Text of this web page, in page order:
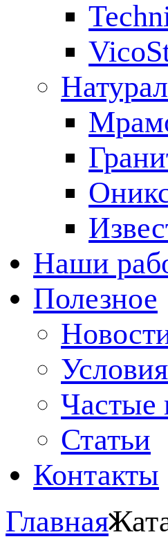
Наши
Полезное
Частые
Статьи
Контакты
Главная